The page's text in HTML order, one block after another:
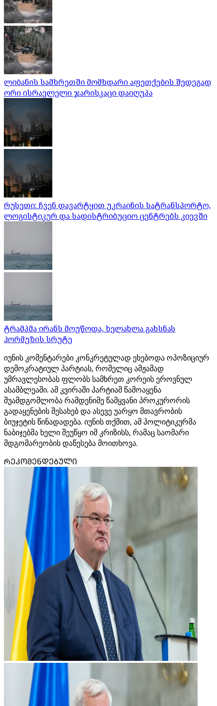
ლიბანის სამხრეთში მომხდარი აფეთქების შედეგად
ორი ისრაელელი ჯარისკაცი დაიღუპა
რუსეთი: ჩვენ დავარტყით უკრაინის სატრანსპორტო,
ლოგისტიკურ და სადისტრიბუციო ცენტრებს კიევში
ტრამპმა ირანს მოუწოდა, ხელახლა გახსნას
ჰორმუზის სრუტე
იუნის კომენტარები კონკრეტულად ეხებოდა ოპოზიციურ
დემოკრატიულ პარტიას, რომელიც ამჟამად
უმრავლესობას ფლობს სამხრეთ კორეის ეროვნულ
ასამბლეაში. ამ კვირაში პარტიამ წამოაყენა
შუამდგომლობა რამდენიმე წამყვანი პროკურორის
გადაყენების შესახებ და ასევე უარყო მთავრობის
ბიუჯეტის წინადადება. იუნის თქმით, ამ პოლიტიკურმა
ნაბიჯებმა ხელი შეუწყო იმ კრიზისს, რამაც საომარი
მდგომარეობის დაწესება მოითხოვა.
ᲠᲔᲙᲝᲛᲔᲜᲓᲔᲑᲣᲚᲘ